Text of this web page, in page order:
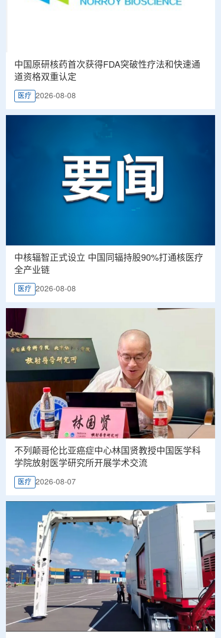
中国原研核药首次获得FDA突破性疗法和快速通
道资格双重认定
医疗 2026-08-08
中核辐智正式设立 中国同辐持股90%打通核医疗
全产业链
医疗 2026-08-08
不列颠哥伦比亚癌症中心林国贤教授中国医学科
学院放射医学研究所开展学术交流
医疗 2026-08-07